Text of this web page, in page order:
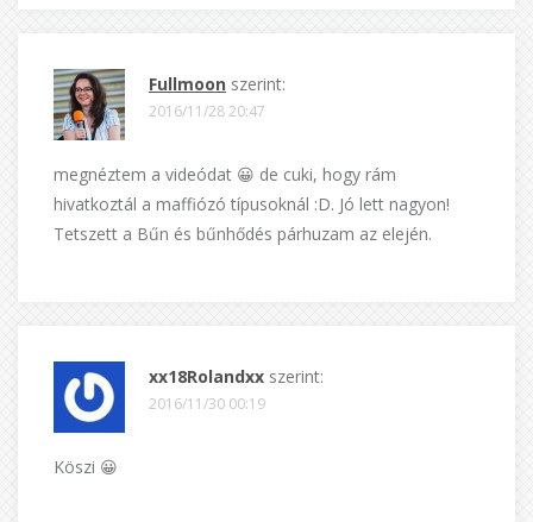
Fullmoon szerint:
2016/11/28 20:47
megnéztem a videódat 😀 de cuki, hogy rám
hivatkoztál a maffiózó típusoknál :D. Jó lett nagyon!
Tetszett a Bűn és bűnhődés párhuzam az elején.
xx18Rolandxx szerint:
2016/11/30 00:19
Köszi 😀